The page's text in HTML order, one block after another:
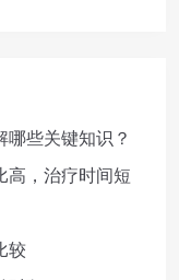
些关键知识？
高，治疗时间短
较